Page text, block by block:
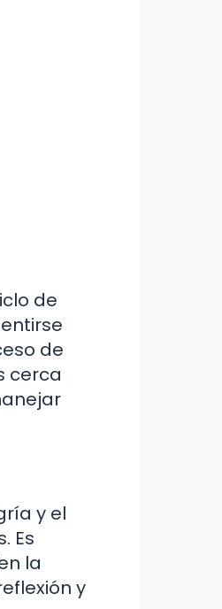
de
de
cerca
y el
Es
la
y